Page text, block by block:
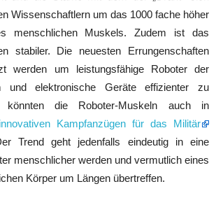
Wissenschaftlern um das 1000 fache höher
menschlichen Muskels. Zudem ist das
stabiler. Die neuesten Errungenschaften
werden um leistungsfähige Roboter der
und elektronische Geräte effizienter zu
könnten die Roboter-Muskeln auch in
Kampfanzügen für das Militär
Trend geht jedenfalls eindeutig in eine
menschlicher werden und vermutlich eines
Körper um Längen übertreffen.